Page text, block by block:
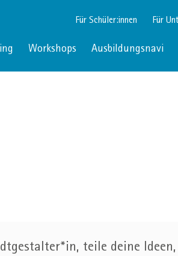
Für Schüler:innen Für
Workshops Ausbildungsnavi
teile deine